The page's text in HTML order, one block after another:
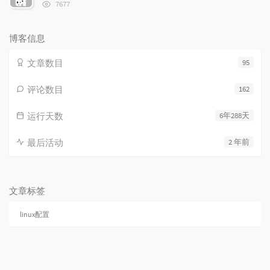
7677
博客信息
95
文章数目
162
评论数目
6年288天
运行天数
2 年前
最后活动
文章标签
linux配置